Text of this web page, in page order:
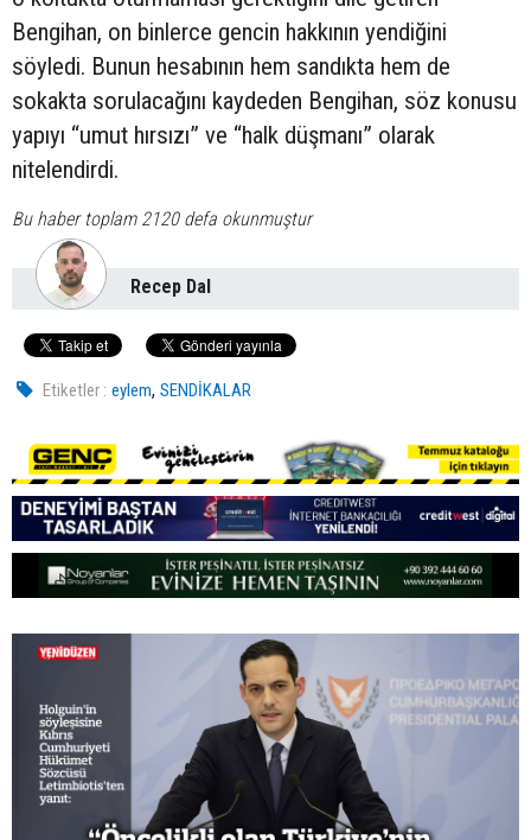
Bengihan, on binlerce gencin hakkının yendiğini
söyledi. Bunun hesabının hem sandıkta hem de
sokakta sorulacağını kaydeden Bengihan, söz konusu
yapıyı “umut hırsızı” ve “halk düşmanı” olarak
nitelendirdi.
Bu haber toplam 2120 defa okunmuştur
Recep Dal
Etiketler : eylem,SENDİKALAR